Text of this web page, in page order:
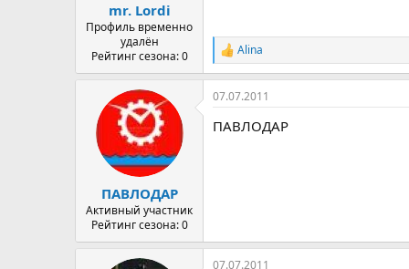
mr. Lordi
Профиль временно
удалён
Рейтинг сезона: 0
Р
е
а
к
и
Alina
ПАВЛОДАР
Активный участник
Рейтинг сезона: 0
07.07.2011
ПАВЛОДАР
07.07.2011